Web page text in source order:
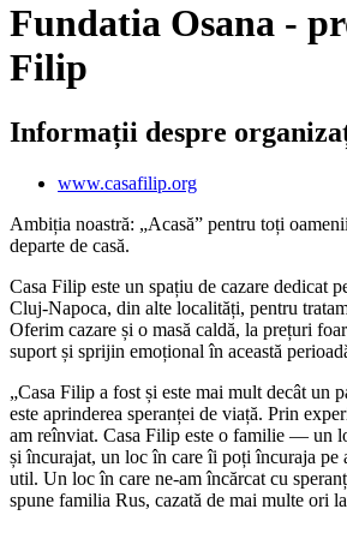
Fundatia Osana -
Filip
Informații despre
www.casafilip.org
Ambiția noastră: „Acasă” pentru toți
departe de casă.
Casa Filip este un spațiu de cazare dedicat
Cluj-Napoca, din alte localități, pentru
Oferim cazare și o masă caldă, la prețuri
suport și sprijin emoțional în această
„Casa Filip a fost și este mai mult decât un
este aprinderea speranței de viață. Prin
am reînviat. Casa Filip este o familie — un
și încurajat, un loc în care îi poți încuraja pe
util. Un loc în care ne-am încărcat cu
spune familia Rus, cazată de mai multe ori